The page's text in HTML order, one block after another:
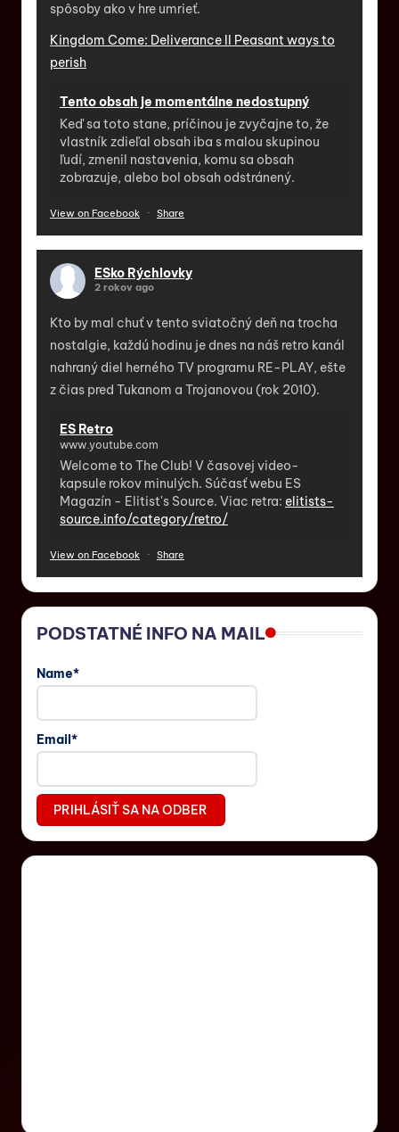
spôsoby ako v hre umrieť.
Kingdom Come: Deliverance II Peasant ways to
perish
Tento obsah je momentálne nedostupný
Keď sa toto stane, príčinou je zvyčajne to, že
vlastník zdieľal obsah iba s malou skupinou
ľudí, zmenil nastavenia, komu sa obsah
zobrazuje, alebo bol obsah odstránený.
View on Facebook · Share
ESko Rýchlovky
2 rokov ago
Kto by mal chuť v tento sviatočný deň na trocha
nostalgie, každú hodinu je dnes na náš retro kanál
nahraný diel herného TV programu RE-PLAY, ešte
z čias pred Tukanom a Trojanovou (rok 2010).
ES Retro
www.youtube.com
Welcome to The Club! V časovej video-
kapsule rokov minulých. Súčasť webu ES
Magazín - Elitist's Source. Viac retra: elitists-
source.info/category/retro/
View on Facebook · Share
PODSTATNÉ INFO NA MAIL
Name*
Email*